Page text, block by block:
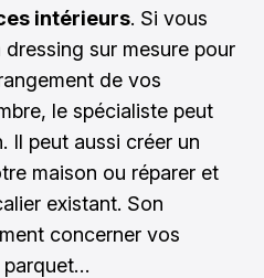
intérieurs. Si vous
sur mesure pour
de vos
le spécialiste peut
Il peut aussi créer un
maison ou réparer et
existant. Son
concerner vos
parquet…